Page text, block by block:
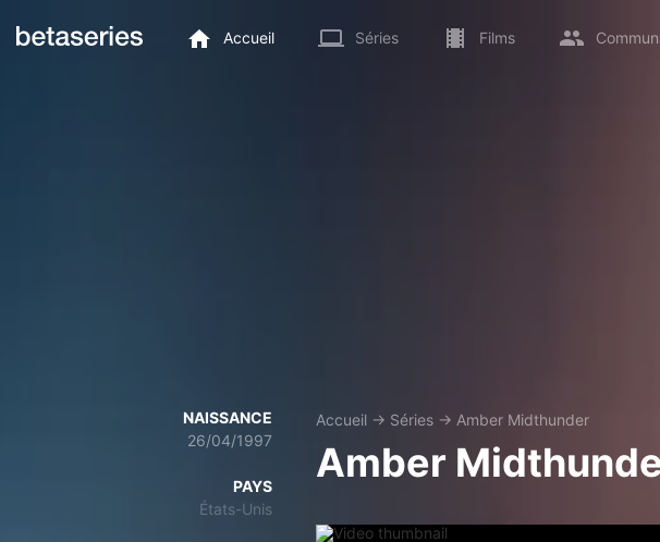
Accueil Séries Films
NAISSANCE
26/04/1997
PAYS
États-Unis
Accueil → Séries → Amber Midthunder
Amber